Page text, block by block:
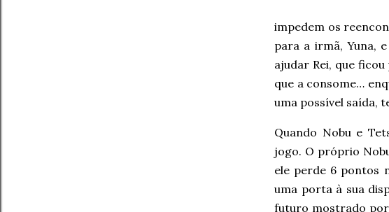
impedem os
para a irmã, Yuna,
ajudar Rei, que
que a consome…
uma possível saída,
Quando Nobu e
jogo. O próprio
ele perde 6 pontos
uma porta à sua
futuro mostrado por